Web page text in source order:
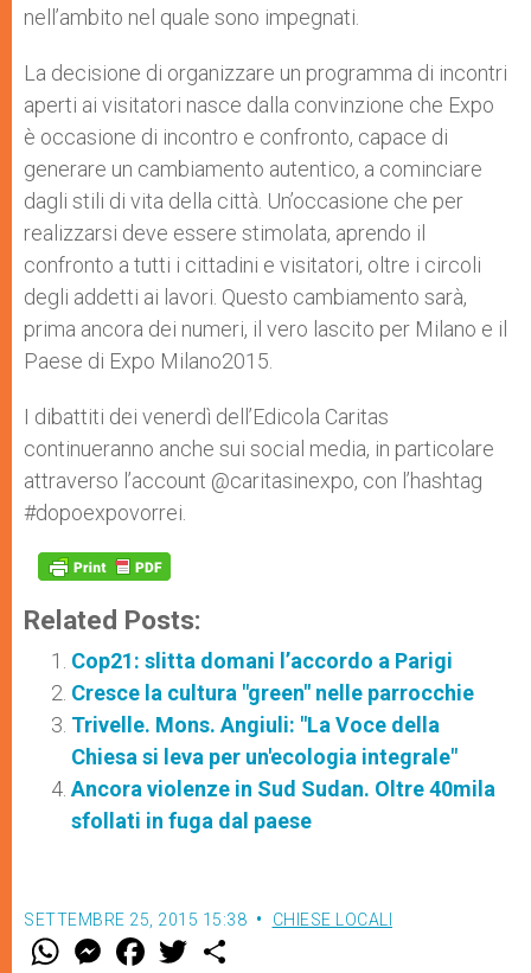
nell’ambito nel quale sono impegnati.
La decisione di organizzare un programma di incontri
aperti ai visitatori nasce dalla convinzione che Expo
è occasione di incontro e confronto, capace di
generare un cambiamento autentico, a cominciare
dagli stili di vita della città. Un’occasione che per
realizzarsi deve essere stimolata, aprendo il
confronto a tutti i cittadini e visitatori, oltre i circoli
degli addetti ai lavori. Questo cambiamento sarà,
prima ancora dei numeri, il vero lascito per Milano e il
Paese di Expo Milano2015.
I dibattiti dei venerdì dell’Edicola Caritas
continueranno anche sui social media, in particolare
attraverso l’account @caritasinexpo, con l’hashtag
#dopoexpovorrei.
Related Posts:
Cop21: slitta domani l’accordo a Parigi
Cresce la cultura "green" nelle parrocchie
Trivelle. Mons. Angiuli: "La Voce della
Chiesa si leva per un'ecologia integrale"
Ancora violenze in Sud Sudan. Oltre 40mila
sfollati in fuga dal paese
SETTEMBRE 25, 2015 15:38 CHIESE LOCALI
W M
e
F
a w